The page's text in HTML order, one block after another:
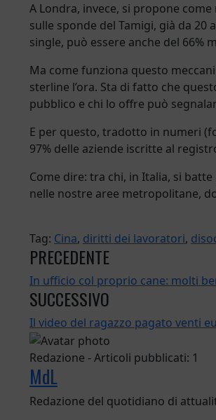
A Londra, invece, si propone
sulle sponde del Tamigi, già da
single, può essere anche del 66%
Ma come funziona questo
sterline l’ora. Sta di fatto che
pubblico e chi lo offre può
E per questo, tradotto in numeri
97% delle aziende iscritte al
Come dire: tra chi, in Italia, si
nelle nostre aree metropolitane,
Tag: Cina, diritti dei lavoratori,
PRECEDENTE
In ufficio col proprio cane: molti
SUCCESSIVO
Il video del ragazzo pagato venti
Redazione - Articoli pubblicati: 1
MdL
Redazione del quotidiano di